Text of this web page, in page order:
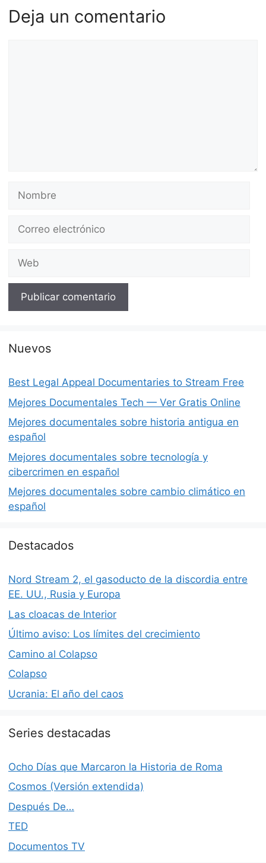
Deja un comentario
Nombre
Correo
Web
Nuevos
Best Legal Appeal Documentaries to Stream Free
Mejores Documentales Tech — Ver Gratis Online
Mejores documentales sobre historia antigua en
español
Mejores documentales sobre tecnología y
cibercrimen en español
Mejores documentales sobre cambio climático en
español
Destacados
Nord Stream 2, el gasoducto de la discordia entre
EE. UU., Rusia y Europa
Las cloacas de Interior
Último aviso: Los límites del crecimiento
Camino al Colapso
Colapso
Ucrania: El año del caos
Series destacadas
Ocho Días que Marcaron la Historia de Roma
Cosmos (Versión extendida)
Después De…
TED
Documentos TV